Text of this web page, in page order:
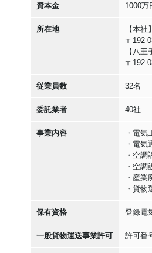
資本金 1000万
所在地
【本社】
〒192-
【八王
〒192-
従業員数 32名
委託業者 40社
事業内容
・電気
・電気
・空調
・空
・産業
・貨物
保有資格 登録
一般貨物運送事業許可 許可